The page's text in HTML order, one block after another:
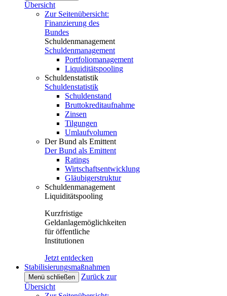
Übersicht
Zur Seitenübersicht:
Finanzierung des
Bundes
Schuldenmanagement
Schuldenmanagement
Portfoliomanagement
Liquiditätspooling
Schuldenstatistik
Schuldenstatistik
Schuldenstand
Bruttokreditaufnahme
Zinsen
Tilgungen
Umlaufvolumen
Der Bund als Emittent
Der Bund als Emittent
Ratings
Wirtschaftsentwicklung
Gläubigerstruktur
Schuldenmanagement
Liquiditätspooling
Kurzfristige
Geldanlagemöglichkeiten
für öffentliche
Institutionen
Jetzt entdecken
Stabilisierungsmaßnahmen
Menü schließen
Zurück zur
Übersicht